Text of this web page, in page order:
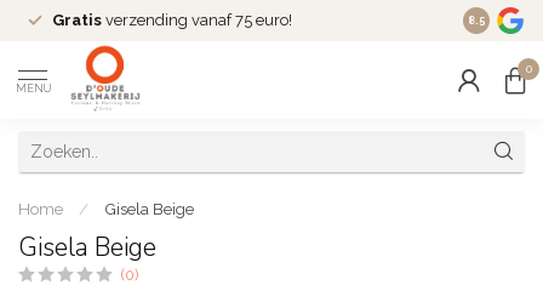
Gratis verzending vanaf 75 euro! Dé
8.5
MENU
0
Home / Gisela Beige
Gisela Beige
(0)